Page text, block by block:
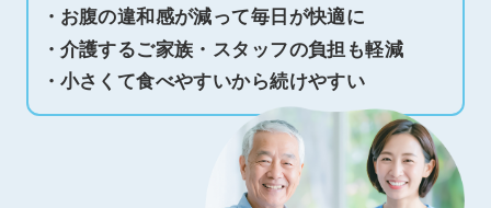
お腹の違和感が減って毎日が快適に
介護するご家族・スタッフの負担も軽減
小さくて食べやすいから続けやすい